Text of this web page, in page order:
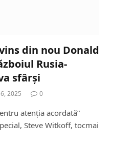
din nou Donald
Rusia-
sfârși
2025 0
atenția acordată”
Steve Witkoff, tocmai